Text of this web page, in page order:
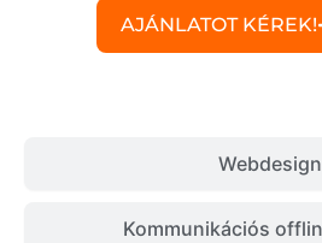
Webdesign
Kommunikációs
AJÁNLATOT KÉREK!